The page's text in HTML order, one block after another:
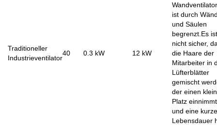
Traditioneller
Industrieventilator
40 0.3 kW 12 kW
ist durch
und Säulen
begrenzt.Es ist
nicht sicher,
die Haare der
Mitarbeiter in
Lüfterblätter
gemischt
der einen
Platz einnimmt
und eine kurze
Lebensdauer